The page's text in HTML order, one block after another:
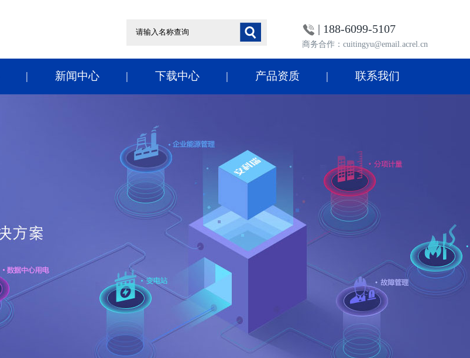
| 188-6099-5107
商务合作：cuitingyu@email.acrel.cn
新闻中心 下载中心 产品资质 联系我们